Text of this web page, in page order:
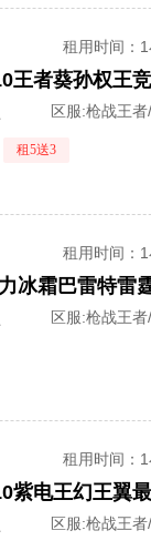
租用时间 ：
区服:枪战王
租5送3
租用时间 ：
区服:枪战王
租用时间 ：
区服:枪战王